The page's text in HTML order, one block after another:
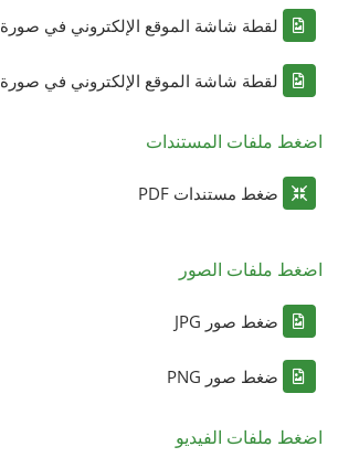
لقطة شاشة الموقع الإلكتروني في صورة PNG
لقطة شاشة الموقع الإلكتروني في صورة TIFF
اضغط ملفات المستندات
ضغط مستندات PDF
اضغط ملفات الصور
ضغط صور JPG
ضغط صور PNG
اضغط ملفات الفيديو